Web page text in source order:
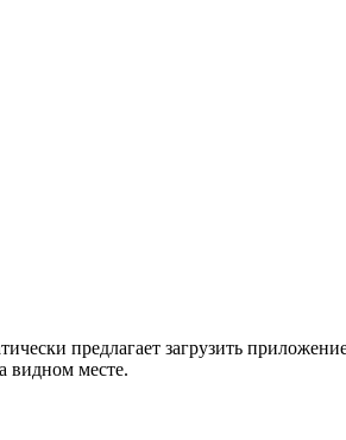
предлагает загрузить
видном месте.